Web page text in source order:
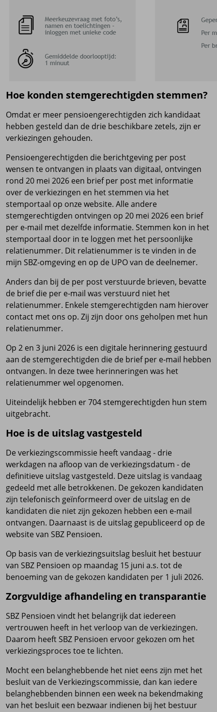
Hoe konden stemgerechtigden stemmen?
Omdat er meer pensioengerechtigden zich kandidaat
hebben gesteld dan de drie beschikbare zetels, zijn er
verkiezingen gehouden.
Pensioengerechtigden die berichtgeving per post
wensen te ontvangen in plaats van digitaal, ontvingen
rond 20 mei 2026 een brief per post met informatie
over de verkiezingen en het stemmen via het
stemportaal op onze website. Alle andere
stemgerechtigden ontvingen op 20 mei 2026 een brief
per e-mail met dezelfde informatie. Stemmen kon in het
stemportaal door in te loggen met het persoonlijke
relatienummer. Dit relatienummer is te vinden in de
mijn SBZ-omgeving en op de UPO van de deelnemer.
Anders dan bij de per post verstuurde brieven, bevatte
de brief die per e-mail was verstuurd niet het
relatienummer. Enkele stemgerechtigden nam hierover
contact met ons op. Zij zijn door ons geholpen met hun
relatienummer.
Op 2 en 3 juni 2026 is een digitale herinnering gestuurd
aan de stemgerechtigden die de brief per e-mail hebben
ontvangen. In deze twee herinneringen was het
relatienummer wel opgenomen.
Uiteindelijk hebben er 704 stemgerechtigden hun stem
uitgebracht.
Hoe is de uitslag vastgesteld
De verkiezingscommissie heeft vandaag - drie
werkdagen na afloop van de verkiezingsdatum - de
definitieve uitslag vastgesteld. Deze uitslag is vandaag
gedeeld met alle betrokkenen. De gekozen kandidaten
zijn telefonisch geïnformeerd over de uitslag en de
kandidaten die niet zijn gekozen hebben een e-mail
ontvangen. Daarnaast is de uitslag gepubliceerd op de
website van SBZ Pensioen.
Op basis van de verkiezingsuitslag besluit het bestuur
van SBZ Pensioen op maandag 15 juni a.s. tot de
benoeming van de gekozen kandidaten per 1 juli 2026.
Zorgvuldige afhandeling en transparantie
SBZ Pensioen vindt het belangrijk dat iedereen
vertrouwen heeft in het verloop van de verkiezingen.
Daarom heeft SBZ Pensioen ervoor gekozen om het
verkiezingsproces toe te lichten.
Mocht een belanghebbende het niet eens zijn met het
besluit van de Verkiezingscommissie, dan kan iedere
belanghebbenden binnen een week na bekendmaking
van het besluit een bezwaar indienen bij het bestuur